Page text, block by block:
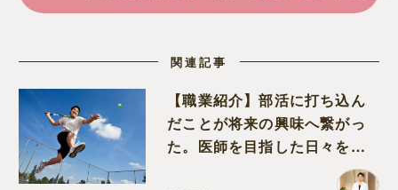
関連記事
【職業紹介】部活に打ち込ん
だことが将来の興味へ繋がっ
た。医師を目指した日々を振